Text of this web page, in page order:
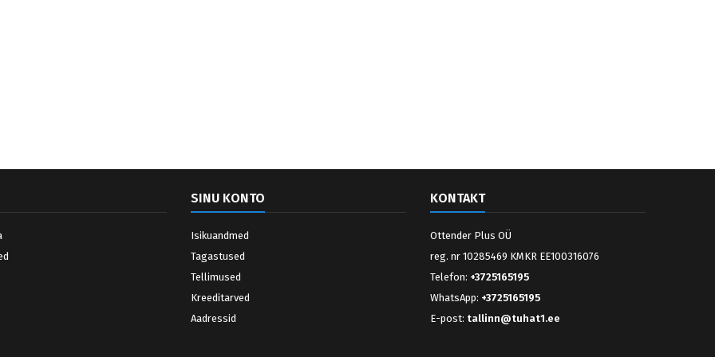
SINU KONTO
Isikuandmed
Tagastused
Tellimused
Kreeditarved
Aadressid
KONTAKT
Ottender Plus OÜ
reg. nr 10285469 KMKR EE100316076
Telefon: +3725165195
WhatsApp: +3725165195
E-post: tallinn@tuhat1.ee